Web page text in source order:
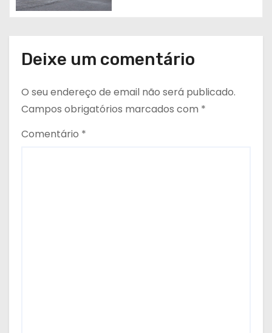
Deixe um comentário
O seu endereço de email não será publicado.
Campos obrigatórios marcados com *
Comentário *